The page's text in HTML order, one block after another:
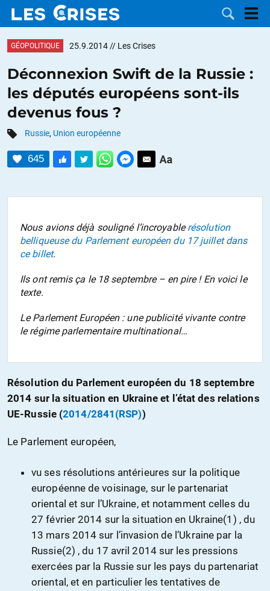
DOSSIERS
CATÉGORIES
MOTS CLÉS
NOUS
CONTACTER
FAIRE UN
GÉOPOLITIQUE 25.9.2014 // Les Crises
Déconnexion Swift de la Russie :
les députés européens sont-ils
devenus fous ?
Russie, Union européenne
645
Nous avions déjà souligné l’incroyablerésolution
belliqueuse du Parlement européen du 17 juillet dans
ce billet.
Ils ont remis ça le 18 septembre – en pire ! En voici le
texte.
Le Parlement Européen : une publicité vivante contre
le régime parlementaire multinational…
Résolution du Parlement européen du 18 septembre
2014 sur la situation en Ukraine et l’état des relations
UE-Russie (2014/2841(RSP))
Le Parlement européen,
vu ses résolutions antérieures sur la politique
européenne de voisinage, sur le partenariat
oriental et sur l’Ukraine, et notamment celles du
27 février 2014 sur la situation en Ukraine(1) , du
13 mars 2014 sur l’invasion de l’Ukraine par la
Russie(2) , du 17 avril 2014 sur les pressions
exercées par la Russie sur les pays du partenariat
oriental, et en particulier les tentatives de